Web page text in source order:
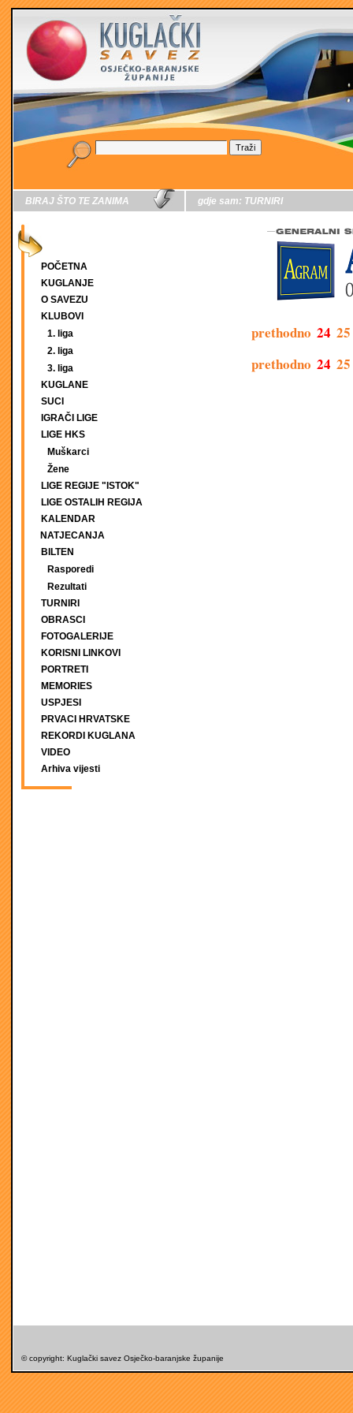
BIRAJ ŠTO TE ZANIMA
POČETNA
KUGLANJE
O SAVEZU
KLUBOVI
1. liga
2. liga
3. liga
KUGLANE
SUCI
IGRAČI LIGE
LIGE HKS
Muškarci
Žene
LIGE REGIJE "ISTOK"
LIGE OSTALIH REGIJA
KALENDAR
NATJECANJA
BILTEN
Rasporedi
Rezultati
TURNIRI
OBRASCI
FOTOGALERIJE
KORISNI LINKOVI
PORTRETI
MEMORIES
USPJESI
PRVACI HRVATSKE
REKORDI KUGLANA
VIDEO
Arhiva vijesti
gdje sam: TURNIRI
prethodno 24 25
prethodno 24 25
© copyright: Kuglački savez Osječko-baranjske županije